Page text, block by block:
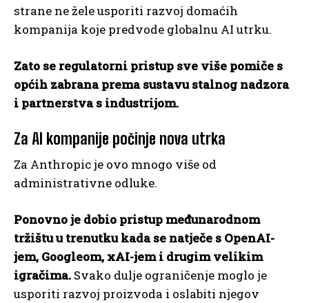
strane ne žele usporiti razvoj domaćih
kompanija koje predvode globalnu AI utrku.
Zato se regulatorni pristup sve više pomiče s
općih zabrana prema sustavu stalnog nadzora
i partnerstva s industrijom.
Za AI kompanije počinje nova utrka
Za Anthropic je ovo mnogo više od
administrativne odluke.
Ponovno je dobio pristup međunarodnom
tržištu u trenutku kada se natječe s OpenAI-
jem, Googleom, xAI-jem i drugim velikim
igračima. Svako dulje ograničenje moglo je
usporiti razvoj proizvoda i oslabiti njegov